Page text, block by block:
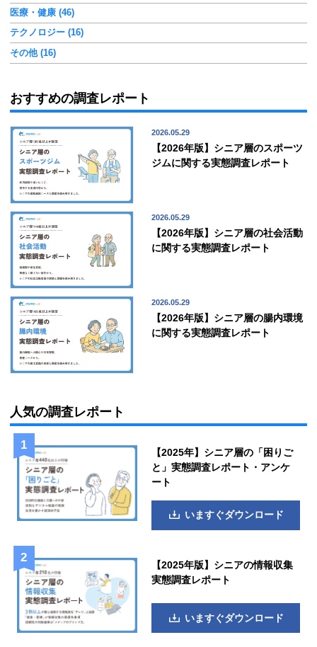
医療・健康 (46)
テクノロジー (16)
その他 (16)
おすすめの調査レポート
【2026年版】シニア層のスポーツ
ジムに関する実態調査レポート
2026.05.29
【2026年版】シニア層の社会活動
に関する実態調査レポート
2026.05.29
【2026年版】シニア層の腸内環境
に関する実態調査レポート
2026.05.29
人気の調査レポート
【2025年】シニア層の「困りご
と」実態調査レポート・アンケ
ート
いますぐダウンロード
【2025年版】シニアの情報収集
実態調査レポート
いますぐダウンロード